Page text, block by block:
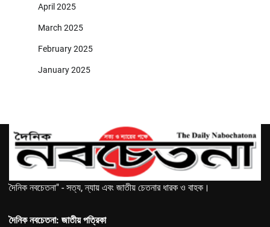
April 2025
March 2025
February 2025
January 2025
দৈনিক নবচেতনা" - সত্য, ন্যায় এবং জাতীয় চেতনার ধারক ও বাহক।
দৈনিক নবচেতনা: জাতীয় পত্রিকা